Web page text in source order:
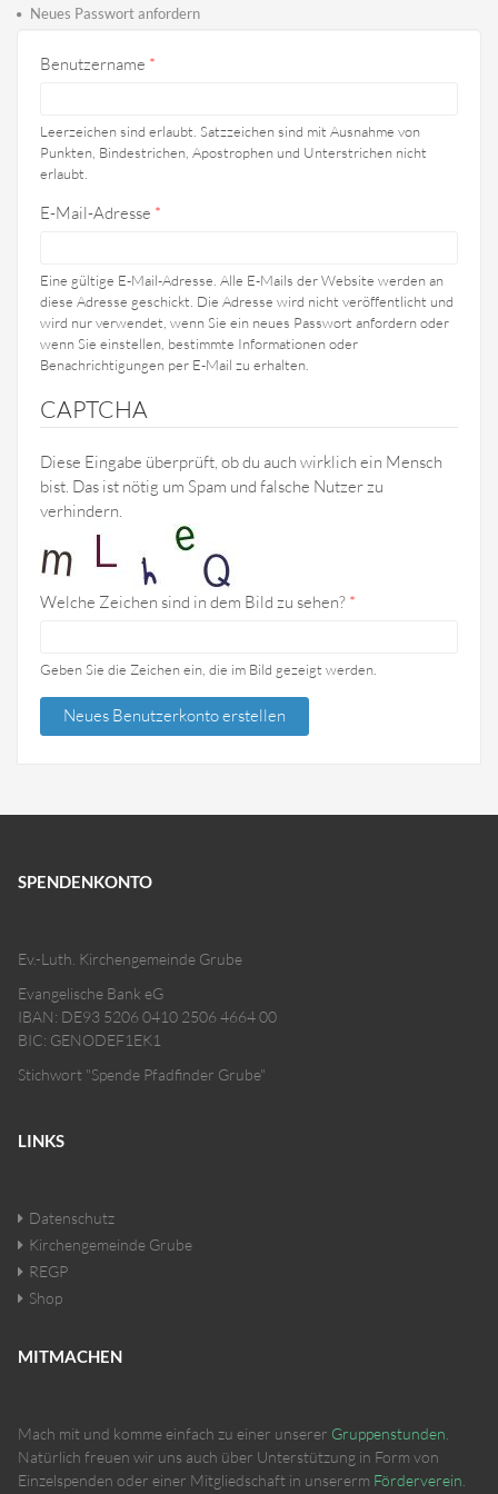
Neues Passwort anfordern
Benutzername *
Leerzeichen sind erlaubt. Satzzeichen sind mit Ausnahme von
Punkten, Bindestrichen, Apostrophen und Unterstrichen nicht
erlaubt.
E-Mail-Adresse *
Eine gültige E-Mail-Adresse. Alle E-Mails der Website werden an
diese Adresse geschickt. Die Adresse wird nicht veröffentlicht und
wird nur verwendet, wenn Sie ein neues Passwort anfordern oder
wenn Sie einstellen, bestimmte Informationen oder
Benachrichtigungen per E-Mail zu erhalten.
CAPTCHA
Diese Eingabe überprüft, ob du auch wirklich ein Mensch
bist. Das ist nötig um Spam und falsche Nutzer zu
verhindern.
Welche Zeichen sind in dem Bild zu sehen? *
Geben Sie die Zeichen ein, die im Bild gezeigt werden.
SPENDENKONTO
Ev.-Luth. Kirchengemeinde Grube
Evangelische Bank eG
IBAN: DE93 5206 0410 2506 4664 00
BIC: GENODEF1EK1
Stichwort "Spende Pfadfinder Grube"
LINKS
Datenschutz
Kirchengemeinde Grube
REGP
Shop
MITMACHEN
Mach mit und komme einfach zu einer unserer Gruppenstunden
Natürlich freuen wir uns auch über Unterstützung in Form von
Einzelspenden oder einer Mitgliedschaft in unsererm Förderverein